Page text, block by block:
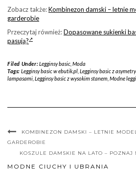
Zobacz także:Kombinezon damski – letnie
garderobie
Przeczytaj również:Dopasowane sukienki
pasują?
Filed Under:Legginsy basic, Moda
Tags: Legginsy basic w ebutik.pl, Legginsy basic z
lampasami Legginsy basic z wysokim stanem Modne
KOMBINEZON DAMSKI – LETNIE
GARDEROBIE
KOSZULE DAMSKIE NA LATO – POZNAJ
MODNE CIUCHY I UBRANIA